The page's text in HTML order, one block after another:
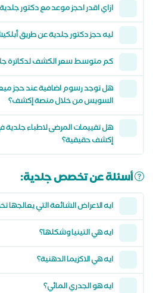
ازاي اقدر احجز موعد مع دكتور
ليه حجز دكتور جلدية عن طريق
كم متوسط سعر الكشف لدكاترة
هل توجد رسوم اضافية عند حجز
السويس من خلال منصة إكشف؟
هل تقييمات المرضى لاطباء
إكشف حقيقية؟
أسئلة عن تخصص جلدية:
ايه الاعراض الشائعة التي
ايه هي التينيا وشكلها؟
ايه هي الاكزيما الدهنية؟
ايه هو الجدري المائي؟